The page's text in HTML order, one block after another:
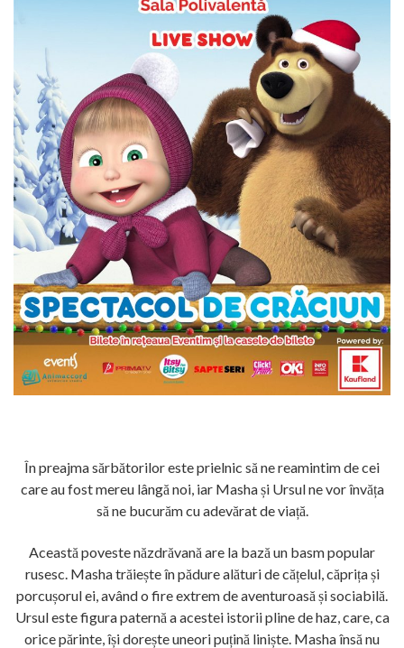
În preajma sărbătorilor este prielnic să ne reamintim de cei
care au fost mereu lângă noi, iar Masha și Ursul ne vor învăța
să ne bucurăm cu adevărat de viață.
Această poveste năzdrăvană are la bază un basm popular
rusesc. Masha trăiește în pădure alături de cățelul, căprița și
porcușorul ei, având o fire extrem de aventuroasă și sociabilă.
Ursul este figura paternă a acestei istorii pline de haz, care, ca
orice părinte, își dorește uneori puțină liniște. Masha însă nu